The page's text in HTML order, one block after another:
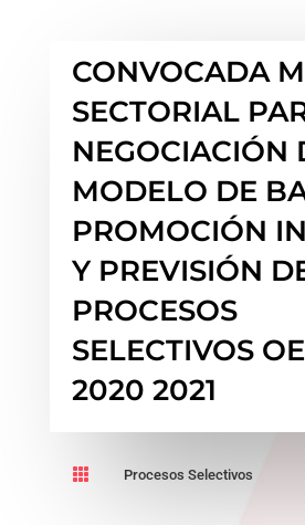
CONVOCADA
SECTORIAL
NEGOCIACIÓN
MODELO DE
PROMOCIÓN
Y PREVISIÓN
PROCESOS
SELECTIVOS
2020 2021
 Procesos Selectivos